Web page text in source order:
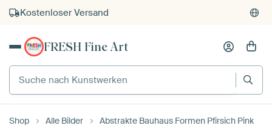
Kostenloser Versand
Kauf auf Rechnung
FRESH Fine Art
Suche nach Kunstwerken
Shop Alle Bilder Abstrakte Bauhaus Formen Pfirsich Pink